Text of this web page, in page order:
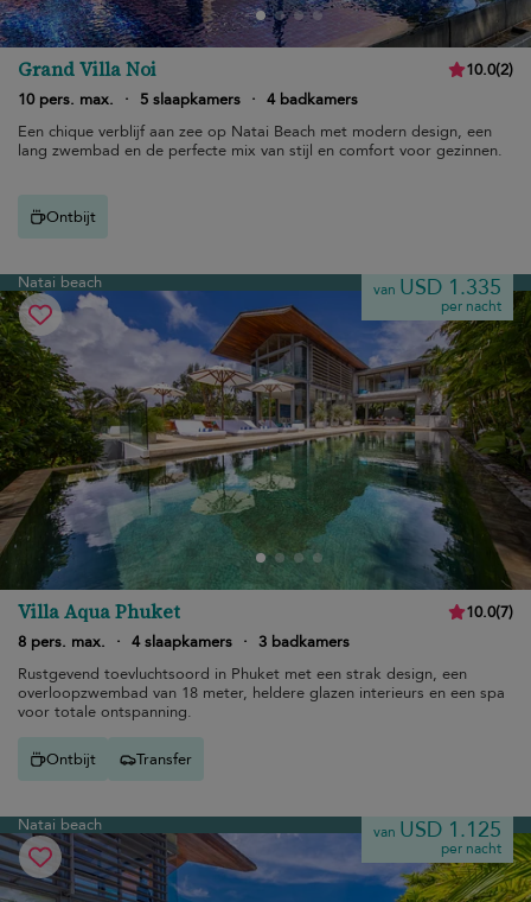
Grand Villa Noi 10.0(2)
10 pers. max.
· 5 slaapkamers · 4 badkamers
Een chique verblijf aan zee op Natai Beach met modern design, een
lang zwembad en de perfecte mix van stijl en comfort voor gezinnen.
Ontbijt
Natai beach van USD 1.335
per nacht
Villa Aqua Phuket 10.0(7)
8 pers. max.
· 4 slaapkamers · 3 badkamers
Rustgevend toevluchtsoord in Phuket met een strak design, een
overloopzwembad van 18 meter, heldere glazen interieurs en een spa
voor totale ontspanning.
Ontbijt Transfer
Natai beach van USD 1.125
per nacht